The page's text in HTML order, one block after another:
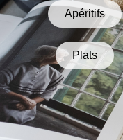
Apéritifs
Plats